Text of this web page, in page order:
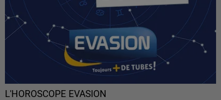
L'HOROSCOPE EVASION